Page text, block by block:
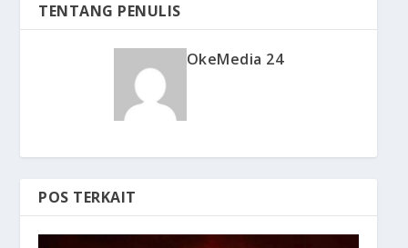
TENTANG PENULIS
OkeMedia 24
POS TERKAIT